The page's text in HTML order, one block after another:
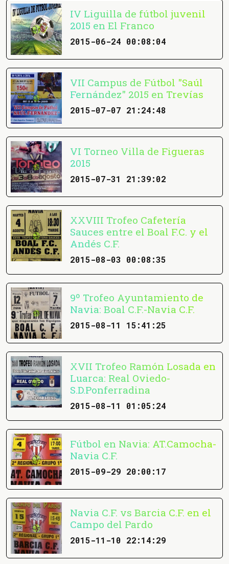
IV Liguilla de fútbol juvenil
2015 en El Franco
2015-06-24 00:08:04
VII Campus de Fútbol "Saúl
Fernández" 2015 en Trevías
2015-07-07 21:24:48
VI Torneo Villa de Figueras
2015
2015-07-31 21:39:02
XXVIII Trofeo Cafetería
Sauces entre el Boal F.C. y el
Andés C.F.
2015-08-03 00:08:35
9º Trofeo Ayuntamiento de
Navia: Boal C.F.-Navia C.F.
2015-08-11 15:41:25
XVII Trofeo Ramón Losada en
Luarca: Real Oviedo-
S.D.Ponferradina
2015-08-11 01:05:24
Fútbol en Navia: AT.Camocha-
Navia C.F.
2015-09-29 20:00:17
Navia C.F. vs Barcia C.F. en el
Campo del Pardo
2015-11-10 22:14:29